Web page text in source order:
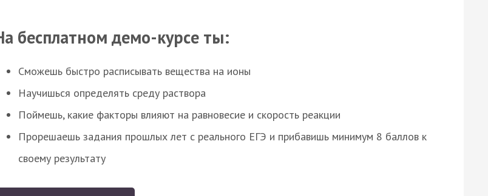
бесплатном демо-курсе ты:
Сможешь быстро расписывать вещества на ионы
Научишься определять среду раствора
Поймешь, какие факторы влияют на равновесие и скорость реакции
Прорешаешь задания прошлых лет с реального ЕГЭ и прибавишь минимум 8 баллов к
своему результату